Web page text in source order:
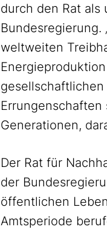
durch den Rat
weltweiten
Generationen,
Der Rat für
der
öffentlichen
Amtsperiode